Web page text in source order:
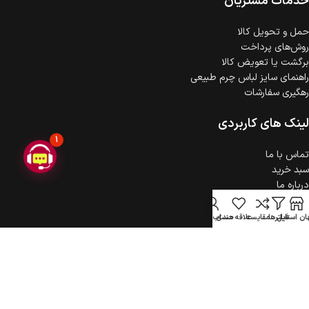
حمل‌ و تحویل کالا
روش‌های پرداخت
برگشت یا تعویض کالا
راهنمای سایز لباس چرم طبیعی
رهگیری سفارشات
لینک های کاربردی
تماس با ما
سبد خرید
درباره ما
حریم خصوصی
ثبت شکایت
استایل
فیلترهامقایسهعلاقه مندیحساب کاربری
1